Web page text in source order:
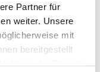
Partner für
weiter. Unsere
mit
bereitgestellt
der Dienste
und Univ.-Prof. Dr.